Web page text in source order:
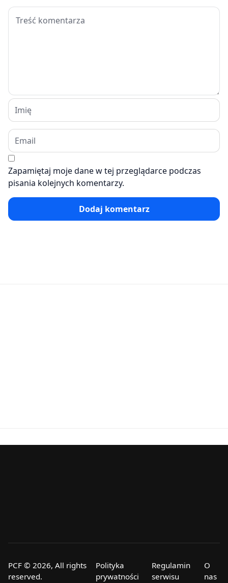
Zapamiętaj moje dane w tej przeglądarce podczas
pisania kolejnych komentarzy.
Dodaj komentarz
PCF © 2026, All rights
reserved.
Polityka
prywatności
Regulamin
serwisu
O
nas